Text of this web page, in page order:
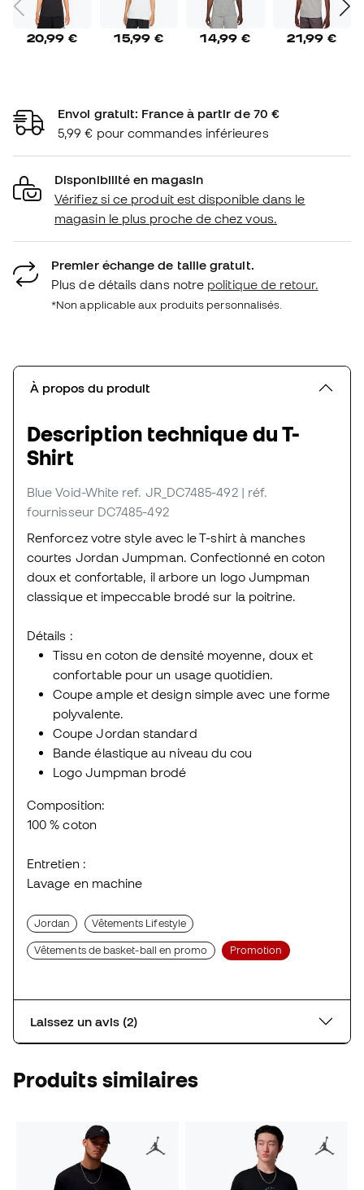
20,99 € 15,99 € 14,99 € 21,99 €
Envoi gratuit: France à partir de 70 €
5,99 € pour commandes inférieures
Disponibilité en magasin
Vérifiez si ce produit est disponible dans le
magasin le plus proche de chez vous.
Premier échange de taille gratuit.
Plus de détails dans notre politique de retour.
*Non applicable aux produits personnalisés.
À propos du produit
Description technique du T-
Shirt
Blue Void-White ref. JR_DC7485-492 | réf.
fournisseur DC7485-492
Renforcez votre style avec le T-shirt à manches
courtes Jordan Jumpman. Confectionné en coton
doux et confortable, il arbore un logo Jumpman
classique et impeccable brodé sur la poitrine.
Détails :
Tissu en coton de densité moyenne, doux et
confortable pour un usage quotidien.
Coupe ample et design simple avec une forme
polyvalente.
Coupe Jordan standard
Bande élastique au niveau du cou
Logo Jumpman brodé
Composition:
100 % coton
Entretien :
Lavage en machine
Jordan Vêtements Lifestyle
Vêtements de basket-ball en promo Promotion
Laissez un avis (2)
Produits similaires